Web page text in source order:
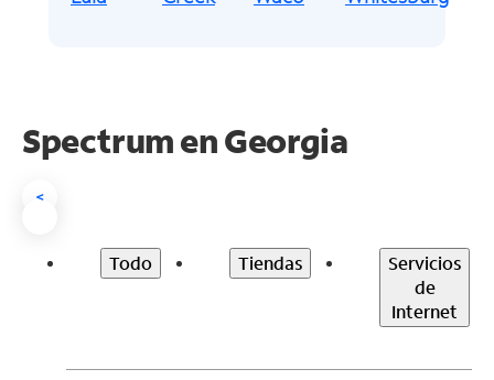
Spectrum enGeorgia
<
Todo Tiendas
Servicios
de
Internet